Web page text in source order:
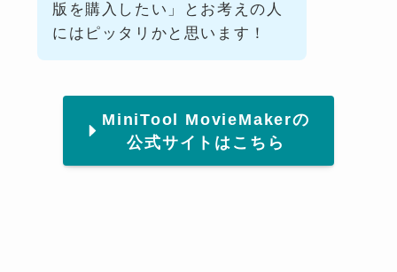
版を購入したい」とお考えの人
にはピッタリかと思います！
MiniTool MovieMakerの
公式サイトはこちら